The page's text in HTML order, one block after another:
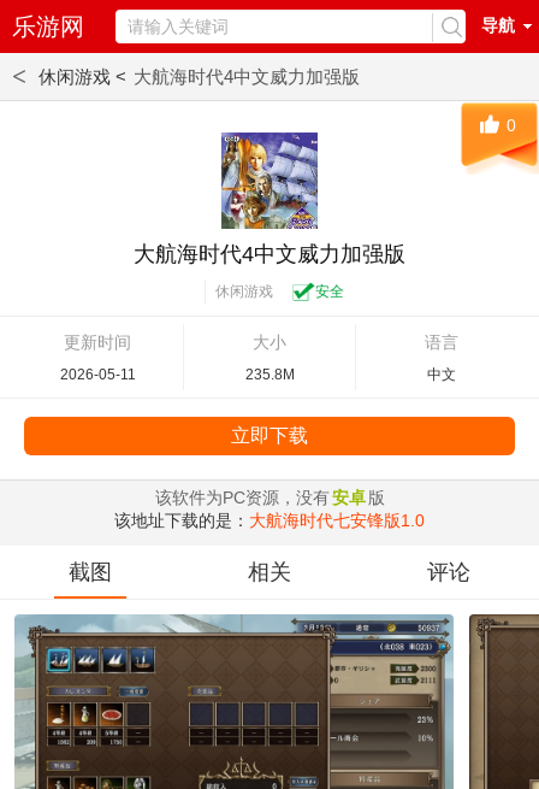
乐游网 导航
< 休闲游戏 < 大航海时代4中文威力加强版
大航海时代4中文威力加强版
休闲游戏 安全
更新时间
2026-05-11
大小
235.8M
语言
中文
0
立即下载
该软件为PC资源，没有安卓 版
该地址下载的是： 大航海时代七安锋版1.0
截图 相关 评论